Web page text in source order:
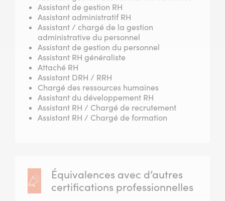
Assistant de gestion RH
Assistant administratif RH
Assistant / chargé de la gestion
administrative du personnel
Assistant de gestion du personnel
Assistant RH généraliste
Attaché RH
Assistant DRH / RRH
Chargé des ressources humaines
Assistant du développement RH
Assistant RH / Chargé de recrutement
Assistant RH / Chargé de formation
Équivalences avec d’autres
certifications professionnelles